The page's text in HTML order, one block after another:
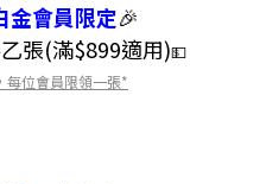
金會員限定🎉
張(滿$899適用)💵
每位會員限領一張*